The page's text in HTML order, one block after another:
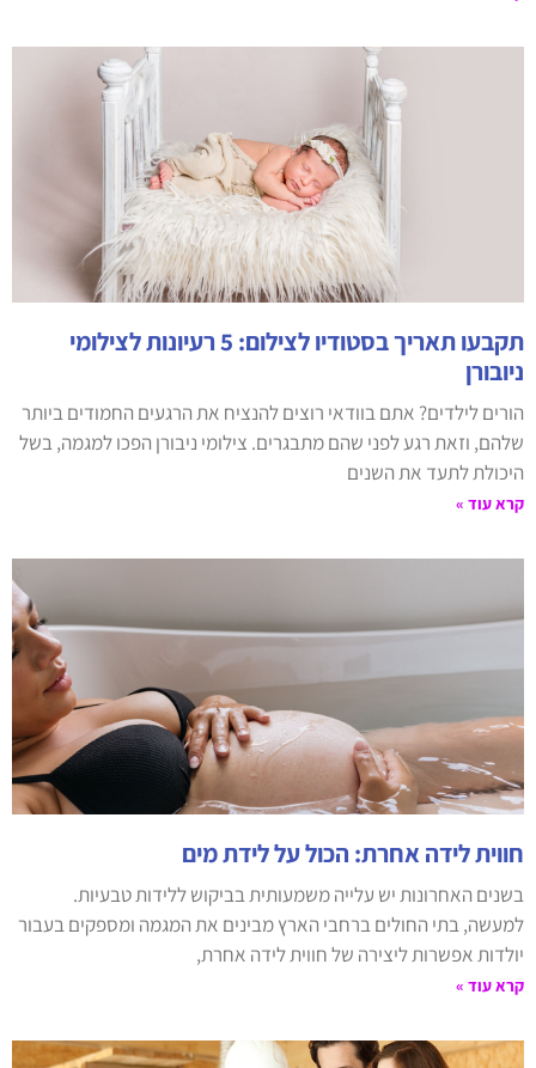
תקבעו תאריך בסטודיו לצילום: 5 רעיונות לצילומי
ניובורן
הורים לילדים? אתם בוודאי רוצים להנציח את הרגעים החמודים ביותר
שלהם, וזאת רגע לפני שהם מתבגרים. צילומי ניבורן הפכו למגמה, בשל
היכולת לתעד את השנים
קרא עוד »
חווית לידה אחרת: הכול על לידת מים
בשנים האחרונות יש עלייה משמעותית בביקוש ללידות טבעיות.
למעשה, בתי החולים ברחבי הארץ מבינים את המגמה ומספקים בעבור
יולדות אפשרות ליצירה של חווית לידה אחרת,
קרא עוד »